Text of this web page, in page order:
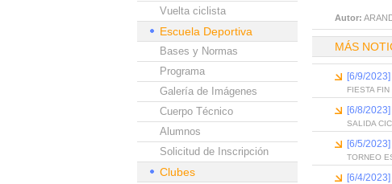
Vuelta ciclista
Escuela Deportiva
Bases y Normas
Programa
Galería de Imágenes
Cuerpo Técnico
Alumnos
Solicitud de Inscripción
Clubes
Autor:
MÁS
[6/9/
FIESTA
[6/8/
SALIDA
[6/5/
TORNEO
[6/4/